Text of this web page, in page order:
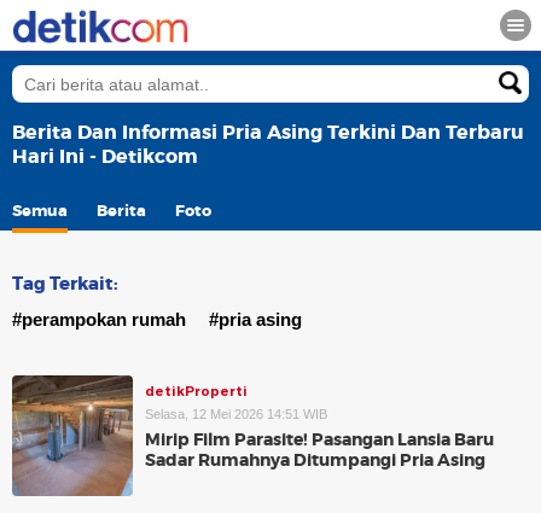
Berita Dan Informasi Pria Asing Terkini Dan Terbaru
Hari Ini - Detikcom
Semua Berita Foto
Tag Terkait:
#perampokan rumah #pria asing
detikProperti
Selasa, 12 Mei 2026 14:51 WIB
Mirip Film Parasite! Pasangan Lansia Baru
Sadar Rumahnya Ditumpangi Pria Asing